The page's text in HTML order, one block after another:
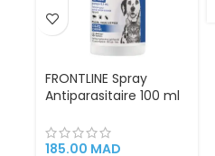
FRONTLINE Spray
Antiparasitaire 100 ml
Chiots et Chatons |
Élimine Puces et
185.00 MAD